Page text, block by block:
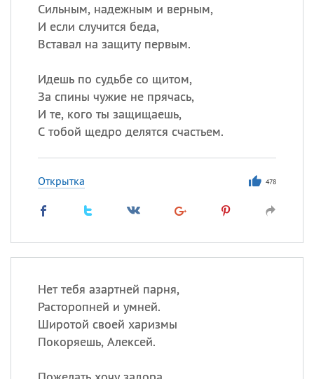
Сильным, надежным и верным,
И если случится беда,
Вставал на защиту первым.
Идешь по судьбе со щитом,
За спины чужие не прячась,
И те, кого ты защищаешь,
С тобой щедро делятся счастьем.
Открытка 478
Нет тебя азартней парня,
Расторопней и умней.
Широтой своей харизмы
Покоряешь, Алексей.